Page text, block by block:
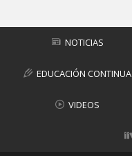
NOTICIAS
EDUCACIÓN CONTINUA
VIDEOS